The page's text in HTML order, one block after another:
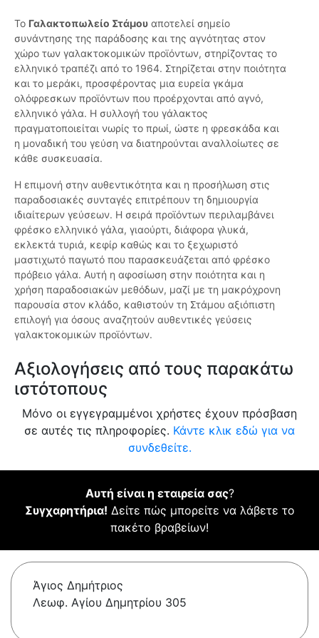
Το Γαλακτοπωλείο Στάμου αποτελεί σημείο
συνάντησης της παράδοσης και της αγνότητας στον
χώρο των γαλακτοκομικών προϊόντων, στηρίζοντας το
ελληνικό τραπέζι από το 1964. Στηρίζεται στην ποιότητα
και το μεράκι, προσφέροντας μια ευρεία γκάμα
ολόφρεσκων προϊόντων που προέρχονται από αγνό,
ελληνικό γάλα. Η συλλογή του γάλακτος
πραγματοποιείται νωρίς το πρωί, ώστε η φρεσκάδα και
η μοναδική του γεύση να διατηρούνται αναλλοίωτες σε
κάθε συσκευασία.
Η επιμονή στην αυθεντικότητα και η προσήλωση στις
παραδοσιακές συνταγές επιτρέπουν τη δημιουργία
ιδιαίτερων γεύσεων. Η σειρά προϊόντων περιλαμβάνει
φρέσκο ελληνικό γάλα, γιαούρτι, διάφορα γλυκά,
εκλεκτά τυριά, κεφίρ καθώς και το ξεχωριστό
μαστιχωτό παγωτό που παρασκευάζεται από φρέσκο
πρόβειο γάλα. Αυτή η αφοσίωση στην ποιότητα και η
χρήση παραδοσιακών μεθόδων, μαζί με τη μακρόχρονη
παρουσία στον κλάδο, καθιστούν τη Στάμου αξιόπιστη
επιλογή για όσους αναζητούν αυθεντικές γεύσεις
γαλακτοκομικών προϊόντων.
Αξιολογήσεις από τους παρακάτω
ιστότοπους
Μόνο οι εγγεγραμμένοι χρήστες έχουν πρόσβαση
σε αυτές τις πληροφορίες. Κάντε κλικ εδώ για να
συνδεθείτε.
Αυτή είναι η εταιρεία σας?
Συγχαρητήρια! Δείτε πώς μπορείτε να λάβετε το
πακέτο βραβείων!
Άγιος Δημήτριος
Λεωφ. Αγίου Δημητρίου 305